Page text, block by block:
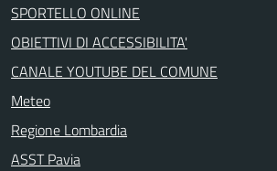
SPORTELLO ONLINE
OBIETTIVI DI ACCESSIBILITA'
CANALE YOUTUBE DEL COMUNE
Meteo
Regione Lombardia
ASST Pavia